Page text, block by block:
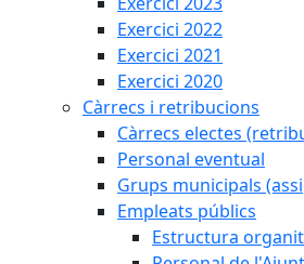
Exercici 2022
Exercici 2021
Exercici 2020
Càrrecs i retribucions
Càrrecs electes
Personal eventual
Grups municipals
Empleats públics
Estructura